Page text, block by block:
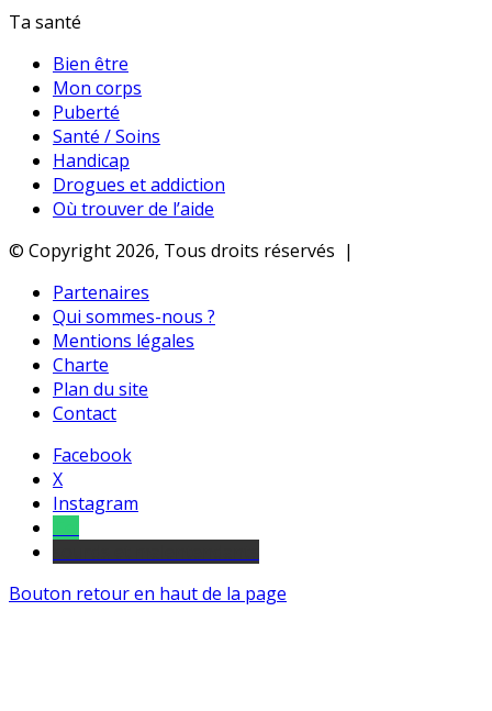
Ta santé
Bien être
Mon corps
Puberté
Santé / Soins
Handicap
Drogues et addiction
Où trouver de l’aide
© Copyright 2026, Tous droits réservés |
Partenaires
Qui sommes-nous ?
Mentions légales
Charte
Plan du site
Contact
Facebook
X
Instagram
Bouton retour en haut de la page